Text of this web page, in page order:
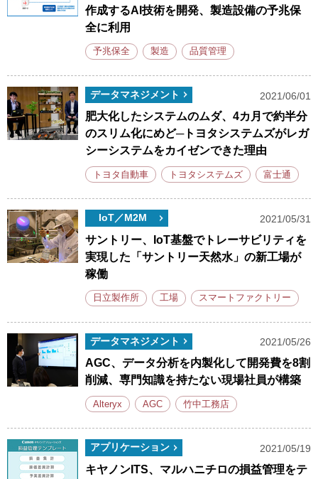
作成するAI技術を開発、製造設備の予兆保
全に利用
予兆保全 製造 品質管理
データマネジメント 2021/06/01
肥大化したシステムのムダ、4カ月で約半分
のスリム化にめど─トヨタシステムズがレガ
シーシステムをカイゼンできた理由
トヨタ自動車 トヨタシステムズ 富士通
IoT／M2M 2021/05/31
サントリー、IoT基盤でトレーサビリティを
実現した「サントリー天然水」の新工場が
稼働
日立製作所 工場 スマートファクトリー
データマネジメント 2021/05/26
AGC、データ分析を内製化して開発費を8割
削減、専門知識を持たない現場社員が構築
Alteryx AGC 竹中工務店
アプリケーション 2021/05/19
キヤノンITS、マルハニチロの損益管理をテ